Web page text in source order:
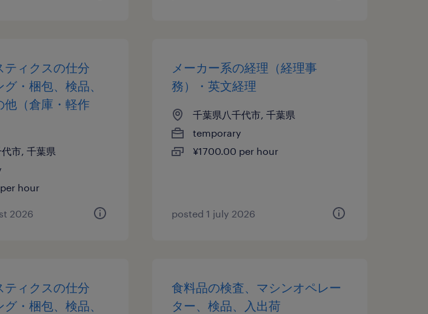
ティクスの仕分
・梱包、検品、
他（倉庫・軽作
市, 千葉県
hour
2026
メーカー系の経理（経理事
務）・英文経理
千葉県八千代市, 千葉県
temporary
¥1700.00 per hour
posted 1 july 2026
ティクスの仕分
・梱包、検品、
食料品の検査、マシンオペレー
ター、検品、入出荷